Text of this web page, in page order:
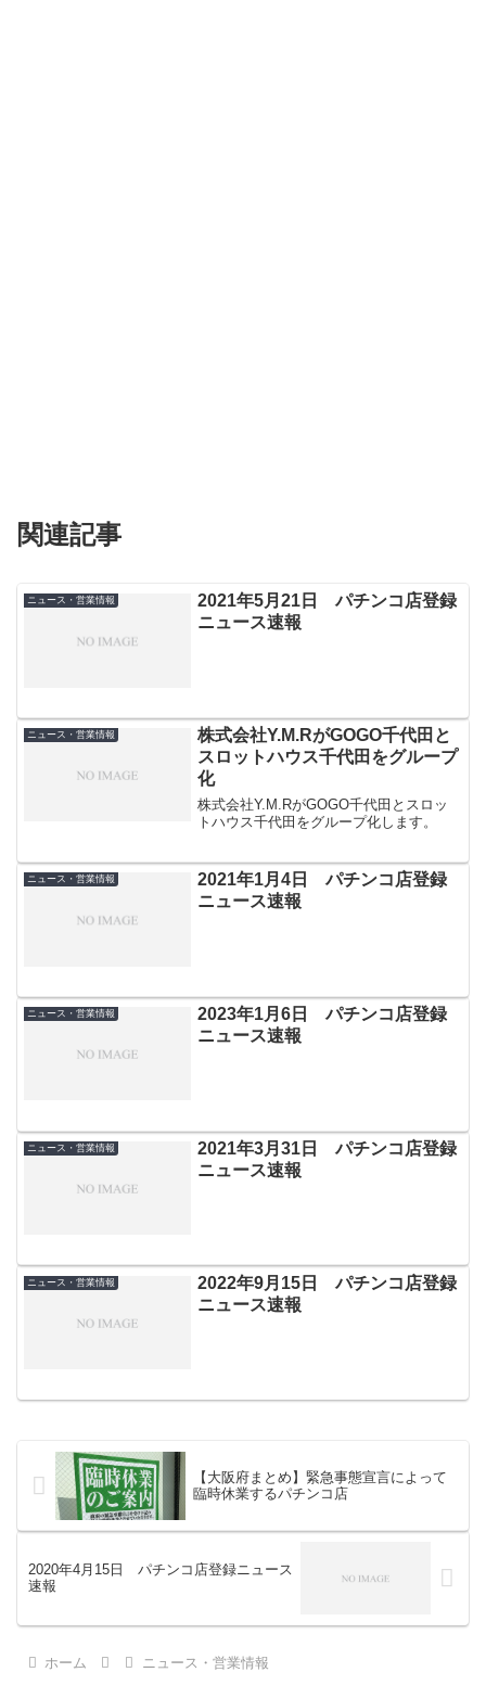
関連記事
ニュース・営業情報
2021年5月21日 パチンコ店登録
ニュース速報
ニュース・営業情報
株式会社Y.M.RがGOGO千代田と
スロットハウス千代田をグループ
化
株式会社Y.M.RがGOGO千代田とスロッ
トハウス千代田をグループ化します。
ニュース・営業情報
2021年1月4日 パチンコ店登録
ニュース速報
ニュース・営業情報
2023年1月6日 パチンコ店登録
ニュース速報
ニュース・営業情報
2021年3月31日 パチンコ店登録
ニュース速報
ニュース・営業情報
2022年9月15日 パチンコ店登録
ニュース速報
【大阪府まとめ】緊急事態宣言によって
臨時休業するパチンコ店
2020年4月15日 パチンコ店登録ニュース
速報
ホーム ニュース・営業情報